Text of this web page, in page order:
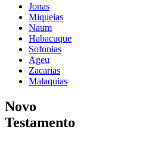
Jonas
Miqueias
Naum
Habacuque
Sofonias
Ageu
Zacarias
Malaquias
Novo
Testamento